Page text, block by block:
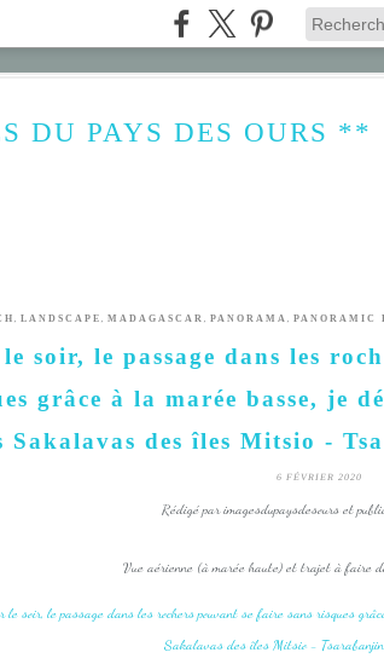
DU PAYS DES OURS **
, LANDSCAPE , MADAGASCAR , PANORAMA , PANORAMIC
soir, le passage dans les
grâce à la marée basse, je
Sakalavas des îles Mitsio -
6 FÉVRIER 2020
Rédigé par imagesdupaysdesours et
Vue aérienne (à marée haute) et trajet à faire